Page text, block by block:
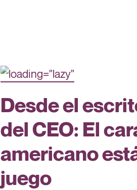
Desde el
del CEO: El
americano
juego